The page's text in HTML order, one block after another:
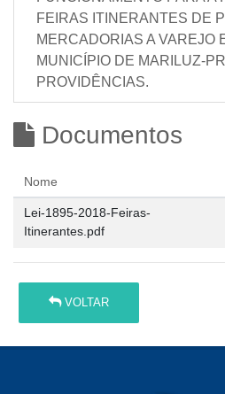
FEIRAS ITINERANTES DE
MERCADORIAS A VAREJO
MUNICÍPIO DE MARILUZ-
PROVIDÊNCIAS.
Documentos
Nome
Lei-1895-2018-Feiras-
Itinerantes.pdf
VOLTAR